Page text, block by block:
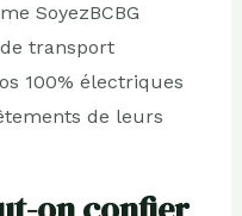
SoyezBCBG
transport
100% électriques
de leurs